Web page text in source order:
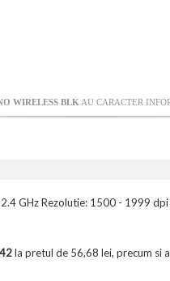
WIRELESS BLK AU CARACTER
GHz Rezolutie: 1500 - 1999
la pretul de 56,68 lei, precum si